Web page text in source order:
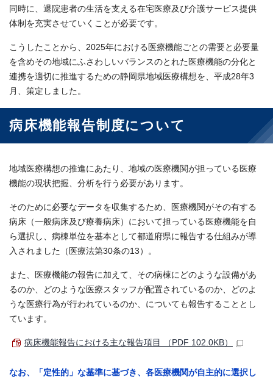
同時に、退院患者の生活を支える在宅医療及び介護サービス提供
体制を充実させていくことが必要です。
こうしたことから、2025年における医療機能ごとの需要と必要量
を含めその地域にふさわしいバランスのとれた医療機能の分化と
連携を適切に推進するための静岡県地域医療構想を、平成28年3
月、策定しました。
病床機能報告制度について
地域医療構想の推進にあたり、地域の医療機関が担っている医療
機能の現状把握、分析を行う必要があります。
そのために必要なデータを収集するため、医療機関がその有する
病床（一般病床及び療養病床）において担っている医療機能を自
ら選択し、病棟単位を基本として都道府県に報告する仕組みが導
入されました（医療法第30条の13）。
また、医療機能の報告に加えて、その病棟にどのような設備があ
るのか、どのような医療スタッフが配置されているのか、どのよ
うな医療行為が行われているのか、についても報告することとし
ています。
病床機能報告における主な報告項目 （PDF 102.0KB）
なお、「定性的」な基準に基づき、各医療機関が自主的に選択し